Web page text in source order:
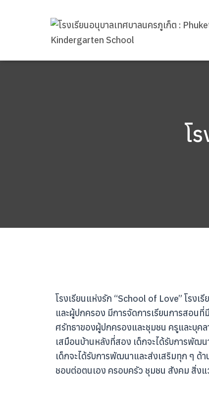
โ
โรงเรียนแห่งรัก “School of Love” โรงเ
และผู้ปกครอง มีการจัดการเรียนการสอน
ศรัทธาของผู้ปกครองและชุมชน ครูและบุค
เสมือนบ้านหลังที่สอง เด็กจะได้รับการพั
เด็กจะได้รับการพัฒนาและส่งเสริมทุก ๆ ด้
ชอบต่อตนเอง ครอบครัว ชุมชน สังคม สิ่งแ